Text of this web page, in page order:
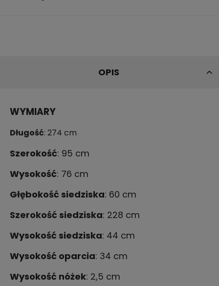
OPIS
WYMIARY
Długość: 274 cm
Szerokość: 95 cm
Wysokość: 76 cm
Głębokość siedziska: 60 cm
Szerokość siedziska: 228 cm
Wysokość siedziska: 44 cm
Wysokość oparcia: 34 cm
Wysokość nóżek: 2,5 cm